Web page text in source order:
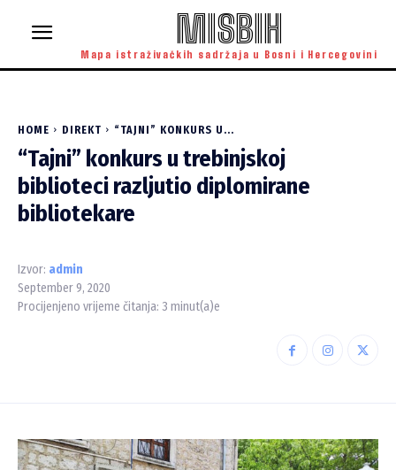
MISBIH
Mapa istraživačkih sadržaja u Bosni i Hercegovini
HOME DIREKT “TAJNI” KONKURS U...
“Tajni” konkurs u trebinjskoj
biblioteci razljutio diplomirane
bibliotekare
Izvor: admin
September 9, 2020
Procijenjeno vrijeme čitanja: 3 minut(a)e